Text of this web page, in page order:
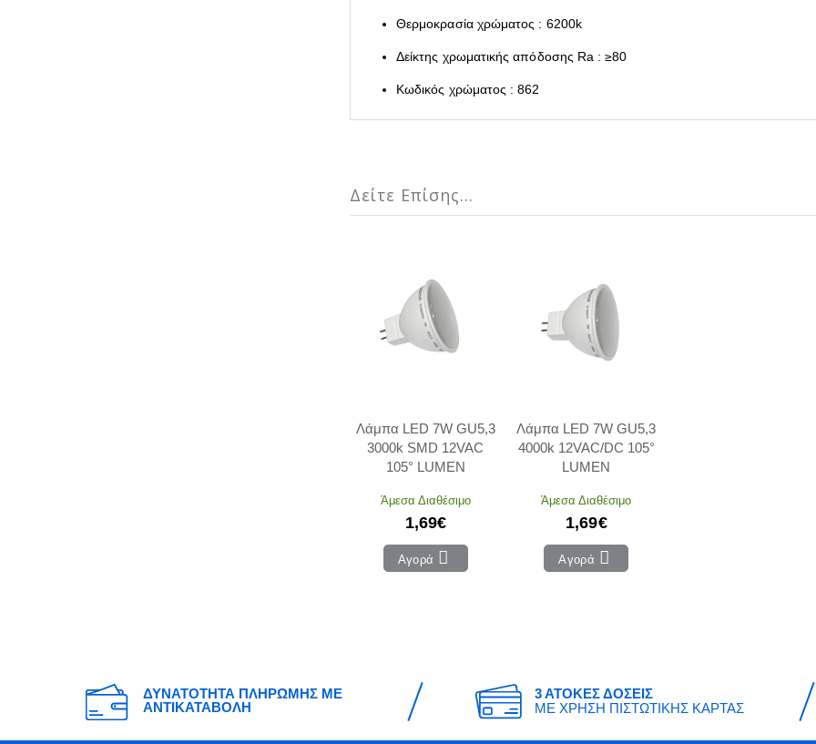
Θερμοκρασία χρώματος : 6200k
Δείκτης χρωματικής απόδοσης Ra : ≥80
Κωδικός χρώματος : 862
Δείτε Επίσης...
Λάμπα LED 7W GU5,3
3000k SMD 12VAC
105° LUMEN
Άμεσα Διαθέσιμο
1,69€
Αγορά
Λάμπα LED 7W GU5,3
4000k 12VAC/DC 105°
LUMEN
Άμεσα Διαθέσιμο
1,69€
Αγορά
ΔΥΝΑΤΟΤΗΤΑ ΠΛΗΡΩΜΗΣ ΜΕ
ΑΝΤΙΚΑΤΑΒΟΛΗ
3 ΑΤΟΚΕΣ ΔΟΣΕΙΣ
ΜΕ ΧΡΗΣΗ ΠΙΣΤΩΤΙΚΗΣ ΚΑΡΤΑΣ